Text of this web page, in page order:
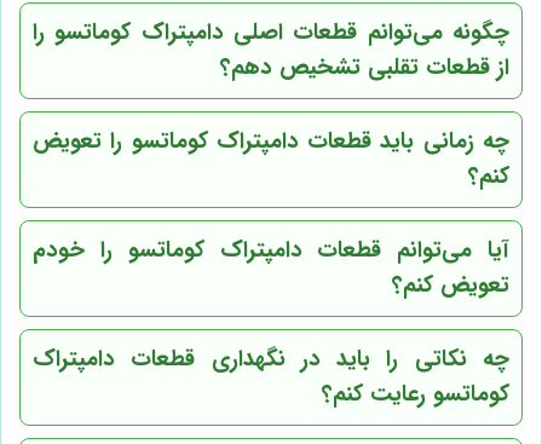
چگونه می‌توانم قطعات اصلی دامپتراک کوماتسو را
از قطعات تقلبی تشخیص دهم؟
چه زمانی باید قطعات دامپتراک کوماتسو را تعویض
کنم؟
آیا می‌توانم قطعات دامپتراک کوماتسو را خودم
تعویض کنم؟
چه نکاتی را باید در نگهداری قطعات دامپتراک
کوماتسو رعایت کنم؟